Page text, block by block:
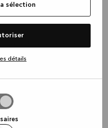
sélection
détails
besoin d'une zone de
éviter de transformer